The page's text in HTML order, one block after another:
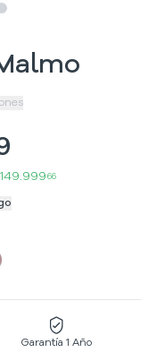
5
Slide
66
Garantía 1 Año